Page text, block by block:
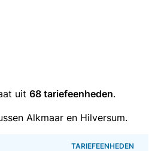
uit 68 tariefeenheden.
Alkmaar en Hilversum.
TARIEFEENHEDEN